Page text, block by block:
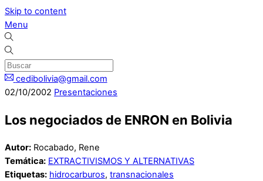
Skip to content
Menu
cedibolivia@gmail.com
02/10/2002 Presentaciones
Los negociados de ENRON en Bolivia
Autor: Rocabado, Rene
Temática: EXTRACTIVISMOS Y ALTERNATIVAS
Etiquetas: hidrocarburos, transnacionales